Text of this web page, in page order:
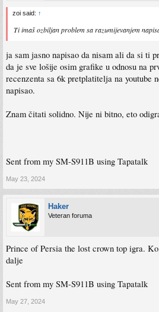
zoi said: ↑
Ti imaš ozbiljan problem sa razumijevanjem
ja sam jasno napisao da nisam ali da si ti
da je sve lošije osim grafike u odnosu na
recenzenta sa 6k pretplatitelja na youtube
napisao.
Znam čitati solidno. Nije ni bitno, eto
Sent from my SM-S911B using Tapatalk
May 23, 2024
Haker
Veteran foruma
Prince of Persia the lost crown top igra.
dalje
Sent from my SM-S911B using Tapatalk
May 27, 2024